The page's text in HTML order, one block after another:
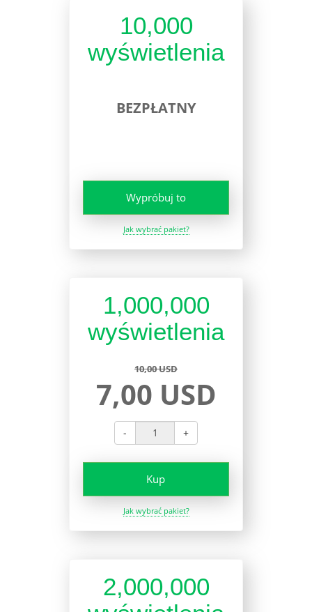
10,000
wyświetlenia
BEZPŁATNY
Wypróbuj to
Jak wybrać pakiet?
1,000,000
wyświetlenia
10,00 USD
7,00 USD
- +
Kup
Jak wybrać pakiet?
2,000,000